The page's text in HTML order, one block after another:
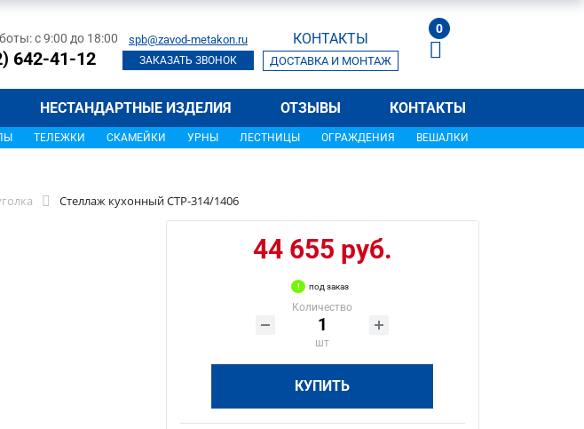
с 9:00 до 18:00
642-41-12
spb@zavod-metakon.ru
ЗАКАЗАТЬ ЗВОНОК
КОНТАКТЫ
ДОСТАВКА И МОНТАЖ
0
НЕСТАНДАРТНЫЕ ИЗДЕЛИЯ ОТЗЫВЫ КОНТАКТЫ
ТЕЛЕЖКИ СКАМЕЙКИ УРНЫ ЛЕСТНИЦЫ ОГРАЖДЕНИЯ ВЕШАЛКИ
Стеллаж кухонный СТР-314/1406
44 655 руб.
под заказ
Количество
шт
КУПИТЬ